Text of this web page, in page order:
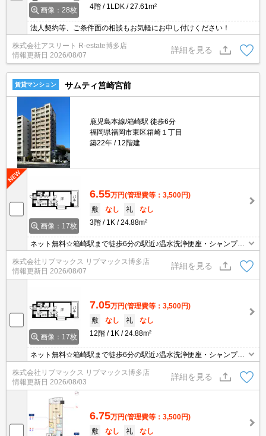
画像：28枚 4階 1LDK 27.61m²
法人契約等、ご条件面の相談もお気軽にお申し付けください！
株式会社アスリート R-estate博多店
情報更新日 2026/08/07
詳細を見る
賃貸マンション サムティ筥崎宮前
鹿児島本線/箱崎駅 徒歩6分
福岡県福岡市東区箱崎１丁目
築22年
12階建
画像：17枚
6.55万円(管理費等：3,500円)
敷
なし 礼
なし
3階
1K 24.88m²
ネット無料☆箱崎駅まで徒歩6分の駅近♪温水洗浄便座・シャンプー
ドレッサー等水回りの設備も充実！！
株式会社リブマックス リブマックス博多店
情報更新日 2026/08/07
詳細を見る
画像：17枚
7.05万円(管理費等：3,500円)
敷
なし 礼
なし
12階
1K 24.88m²
ネット無料☆箱崎駅まで徒歩6分の駅近♪温水洗浄便座・シャンプー
ドレッサー等水回りの設備も充実！！
株式会社リブマックス リブマックス博多店
情報更新日 2026/08/03
詳細を見る
6.75万円(管理費等：3,500円)
敷
なし 礼
なし